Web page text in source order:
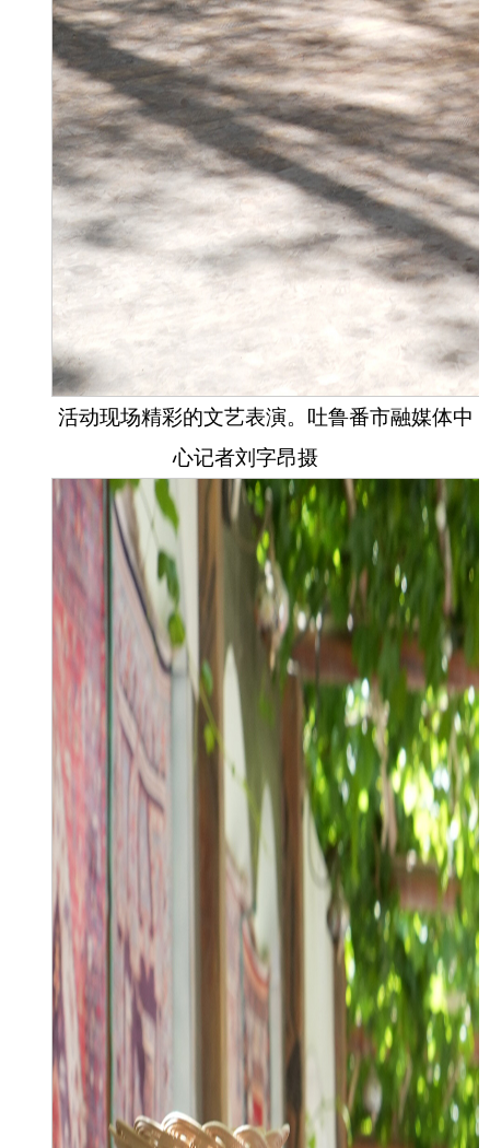
活动现场精彩的文艺表演。吐鲁番市融媒体中
心记者刘字昂摄